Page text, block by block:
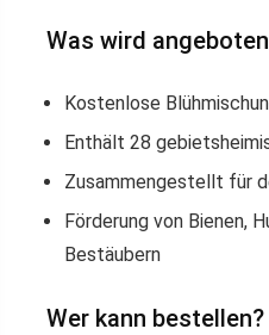
Was wird
Kostenlose
Enthält 28
Zusammengestellt für
Förderung von Bienen,
Bestäubern
Wer kann bestellen?